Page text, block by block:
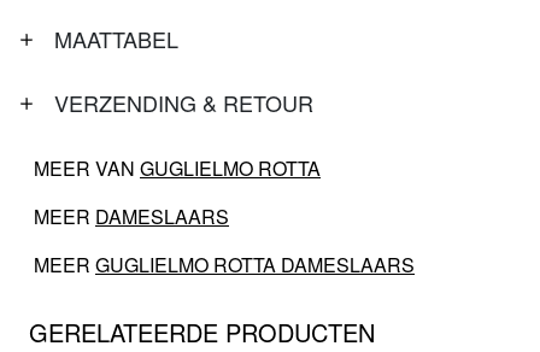
MAATTABEL
VERZENDING & RETOUR
MEER VAN GUGLIELMO ROTTA
MEER DAMESLAARS
MEER GUGLIELMO ROTTA DAMESLAARS
GERELATEERDE PRODUCTEN